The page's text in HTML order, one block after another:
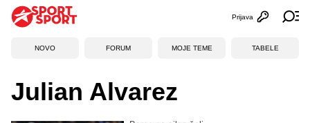
Otvori
Prijava
NOVO FORUM MOJE TEME TABELE
Julian Alvarez